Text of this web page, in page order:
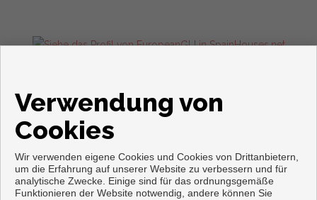
Verwendung von
Cookies
Wir verwenden eigene Cookies und Cookies von Drittanbietern,
um die Erfahrung auf unserer Website zu verbessern und für
analytische Zwecke. Einige sind für das ordnungsgemäße
Funktionieren der Website notwendig, andere können Sie